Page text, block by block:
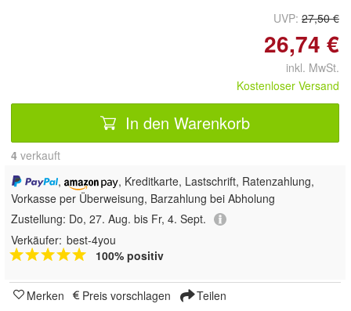
UVP: 27,50 €
26,74 €
inkl. MwSt.
Kostenloser Versand
In den Warenkorb
4 verkauft
,
, Kreditkarte, Lastschrift, Ratenzahlung,
Vorkasse per Überweisung, Barzahlung bei Abholung
Zustellung: Do, 27. Aug. bis Fr, 4. Sept.
Verkäufer: best-4you
100% positiv
Merken Preis vorschlagen Teilen